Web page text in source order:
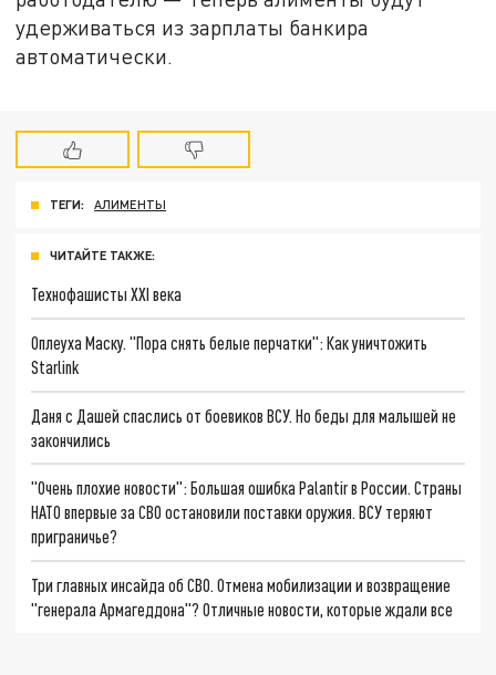
удерживаться из зарплаты банкира
автоматически.
ТЕГИ: АЛИМЕНТЫ
ЧИТАЙТЕ ТАКЖЕ:
Технофашисты XXI века
Оплеуха Маску. "Пора снять белые перчатки": Как уничтожить
Starlink
Даня с Дашей спаслись от боевиков ВСУ. Но беды для малышей не
закончились
"Очень плохие новости": Большая ошибка Palantir в России. Страны
НАТО впервые за СВО остановили поставки оружия. ВСУ теряют
приграничье?
Три главных инсайда об СВО. Отмена мобилизации и возвращение
"генерала Армагеддона"? Отличные новости, которые ждали все